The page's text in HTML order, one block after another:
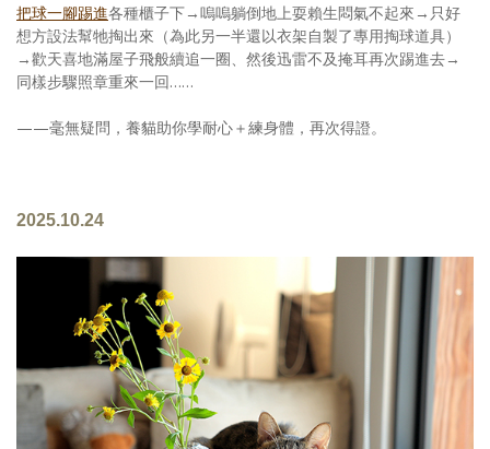
把球一腳踢進各種櫃子下→嗚嗚躺倒地上耍賴生悶氣不起來→只好
想方設法幫牠掏出來（為此另一半還以衣架自製了專用掏球道具）
→歡天喜地滿屋子飛般續追一圈、然後迅雷不及掩耳再次踢進去→
同樣步驟照章重來一回……
——毫無疑問，養貓助你學耐心＋練身體，再次得證。
2025.10.24